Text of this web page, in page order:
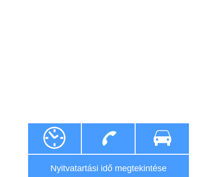
Nyitvatartási idő megtekintése